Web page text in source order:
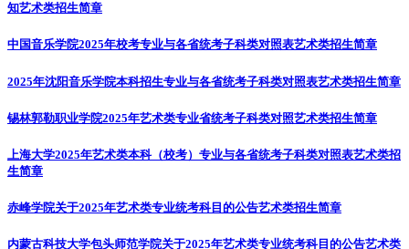
知艺术类招生简章
中国音乐学院2025年校考专业与各省统考子科类对照表艺术类招生简章
2025年沈阳音乐学院本科招生专业与各省统考子科类对照表艺术类招生简章
锡林郭勒职业学院2025年艺术类专业省统考子科类对照艺术类招生简章
上海大学2025年艺术类本科（校考）专业与各省统考子科类对照表艺术类招
生简章
赤峰学院关于2025年艺术类专业统考科目的公告艺术类招生简章
内蒙古科技大学包头师范学院关于2025年艺术类专业统考科目的公告艺术类